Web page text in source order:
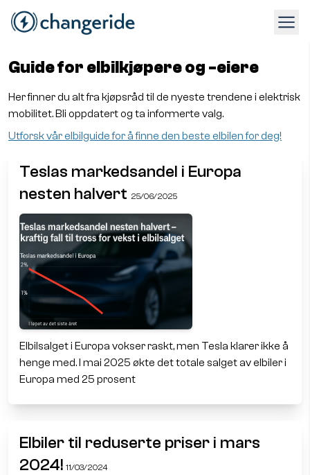
Guide for elbilkjøpere og -eiere
Her finner du alt fra kjøpsråd til de nyeste trendene i elektrisk
mobilitet. Bli oppdatert og ta informerte valg.
Utforsk vår elbilguide for å finne den beste elbilen for deg!
Teslas markedsandel i Europa
nesten halvert 25/06/2025
Elbilsalget i Europa vokser raskt, men Tesla klarer ikke å
henge med. I mai 2025 økte det totale salget av elbiler i
Europa med 25 prosent
Elbiler til reduserte priser i mars
2024! 11/03/2024